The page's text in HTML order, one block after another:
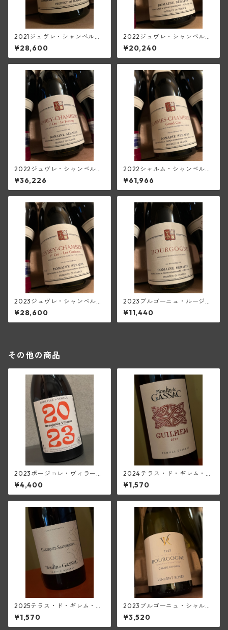
2021ジュヴレ・シャンベルタ
ン1級レ・コルボー(セラファ
ン)
¥28,600
2022ジュヴレ・シャンベルタ
ンV.V.(セラファン)
¥20,240
2022ジュヴレ・シャンベルタ
ン1級ル・フォントニー(セラフ
ァン)
¥36,226
2022シャルム・シャンベルタ
ン・グラン・クリュ(セラファ
ン)
¥61,966
2023ジュヴレ・シャンベルタ
ン1級レ・コルボー(セラファ
ン)
¥28,600
2023ブルゴーニュ・ルージュ
(セラファン)
¥11,440
その他の商品
2023ボージョレ・ヴィラージ
ュ(ド・ヴェルニュス)
¥4,400
2024テラス・ド・ギレム・ル
ージュ・ヴィエーユ・ヴィー
ニュ<ペイ・デロ―>(ムーラ
ン・ド・ガサック)
¥1,570
2025テラス・ド・ギレム・カ
ベルネ・ソーヴィニヨン<ペ
イ・ドック>(ムーラン・ド・
¥1,570
2023ブルゴーニュ・シャルド
ネ(ロワイエ)
¥3,520